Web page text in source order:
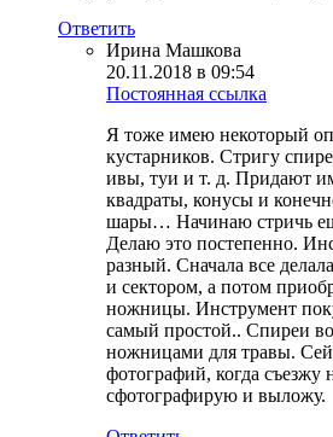
Ответить
Ирина Машкова
20.11.2018 в 09:54
Постоянная ссылка
Я тоже имею некоторый
кустарников. Стригу
ивы, туи и т. д. Придают
квадраты, конусы и
шары… Начинаю стричь
Делаю это постепенно.
разный. Сначала все
и сектором, а потом
ножницы. Инструмент
самый простой.. Спиреи
ножницами для травы.
фотографий, когда съезжу
сфотографирую и выложу.